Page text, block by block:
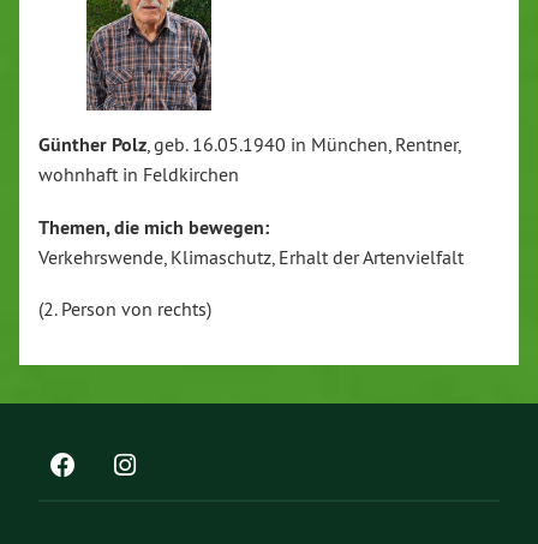
Günther Polz, geb. 16.05.1940 in München, Rentner,
wohnhaft in Feldkirchen
Themen, die mich bewegen:
Verkehrswende, Klimaschutz, Erhalt der Artenvielfalt
(2. Person von rechts)